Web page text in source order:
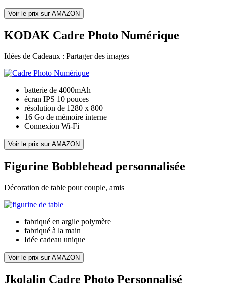
Voir le prix sur AMAZON
KODAK Cadre Photo Numérique
Idées de Cadeaux : Partager des images
batterie de 4000mAh
écran IPS 10 pouces
résolution de 1280 x 800
16 Go de mémoire interne
Connexion ‎Wi-Fi
Voir le prix sur AMAZON
Figurine Bobblehead personnalisée
Décoration de table pour couple, amis
fabriqué en argile polymère
fabriqué à la main
Idée cadeau unique
Voir le prix sur AMAZON
Jkolalin Cadre Photo Personnalisé